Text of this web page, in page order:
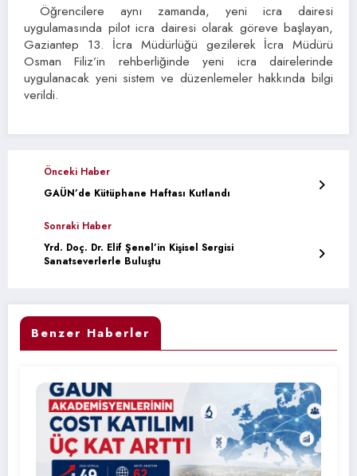
Öğrencilere aynı zamanda, yeni icra dairesi
uygulamasında pilot icra dairesi olarak göreve başlayan,
Gaziantep 13. İcra Müdürlüğü gezilerek İcra Müdürü
Osman Filiz’in rehberliğinde yeni icra dairelerinde
uygulanacak yeni sistem ve düzenlemeler hakkında bilgi
verildi.
Önceki Haber
GAÜN’de Kütüphane Haftası Kutlandı
Sonraki Haber
Yrd. Doç. Dr. Elif Şenel’in Kişisel Sergisi
Sanatseverlerle Buluştu
Benzer Haberler